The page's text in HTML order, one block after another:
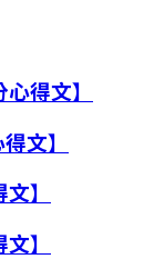
得文】
文】
】
】